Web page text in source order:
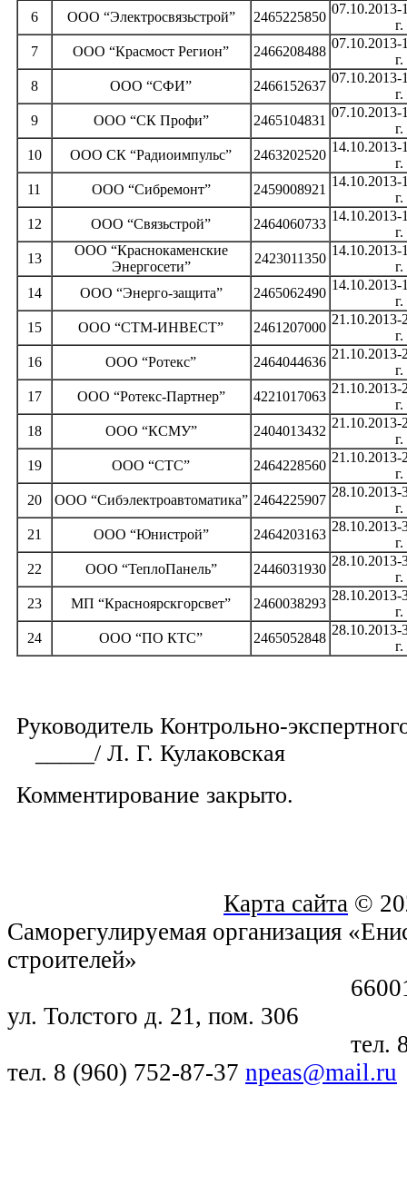
6
ООО “Электросвязьстрой” 2465225850
07.10.2013-
г.
7
ООО “Красмост Регион” 2466208488
07.10.2013-
г.
8
ООО “СФИ” 2466152637
07.10.2013-
г.
9
ООО “СК Профи” 2465104831
07.10.2013-
г.
10
ООО СК “Радиоимпульс” 2463202520
14.10.2013-
г.
11
ООО “Сибремонт” 2459008921
14.10.2013-
г.
12
ООО “Связьстрой” 2464060733
14.10.2013-
г.
13
ООО “Краснокаменские
Энергосети”
2423011350
14.10.2013-
г.
14
ООО “Энерго-защита” 2465062490
14.10.2013-
г.
15
ООО “СТМ-ИНВЕСТ” 2461207000
21.10.2013-
г.
16
ООО “Ротекс” 2464044636
21.10.2013-
г.
17
ООО “Ротекс-Партнер” 4221017063
21.10.2013-
г.
18
ООО “КСМУ” 2404013432
21.10.2013-
г.
19
ООО “СТС” 2464228560
21.10.2013-
г.
20
ООО “Сибэлектроавтоматика” 2464225907
28.10.2013-
г.
21
ООО “Юнистрой” 2464203163
28.10.2013-
г.
22
ООО “ТеплоПанель” 2446031930
28.10.2013-
г.
23
МП “Красноярскгорсвет” 2460038293
28.10.2013-
г.
24
ООО “ПО КТС” 2465052848
28.10.2013-
г.
Руководитель Контрольно-
_____/ Л. Г. Кулаковская
Комментирование закрыто.
Карта сайта ©
Саморегулируемая организация
строителей»
660018, г.
ул. Толстого д. 21, пом. 306
тел. 8 (391)
тел. 8 (960) 752-87-37 npeas@mail.ru